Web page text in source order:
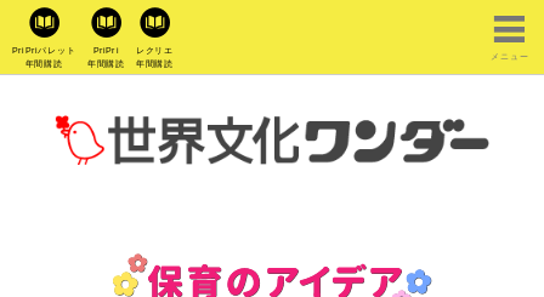
PriPriパレット
年間購読
PriPri
年間購読
レクリエ
年間購読
メニュー